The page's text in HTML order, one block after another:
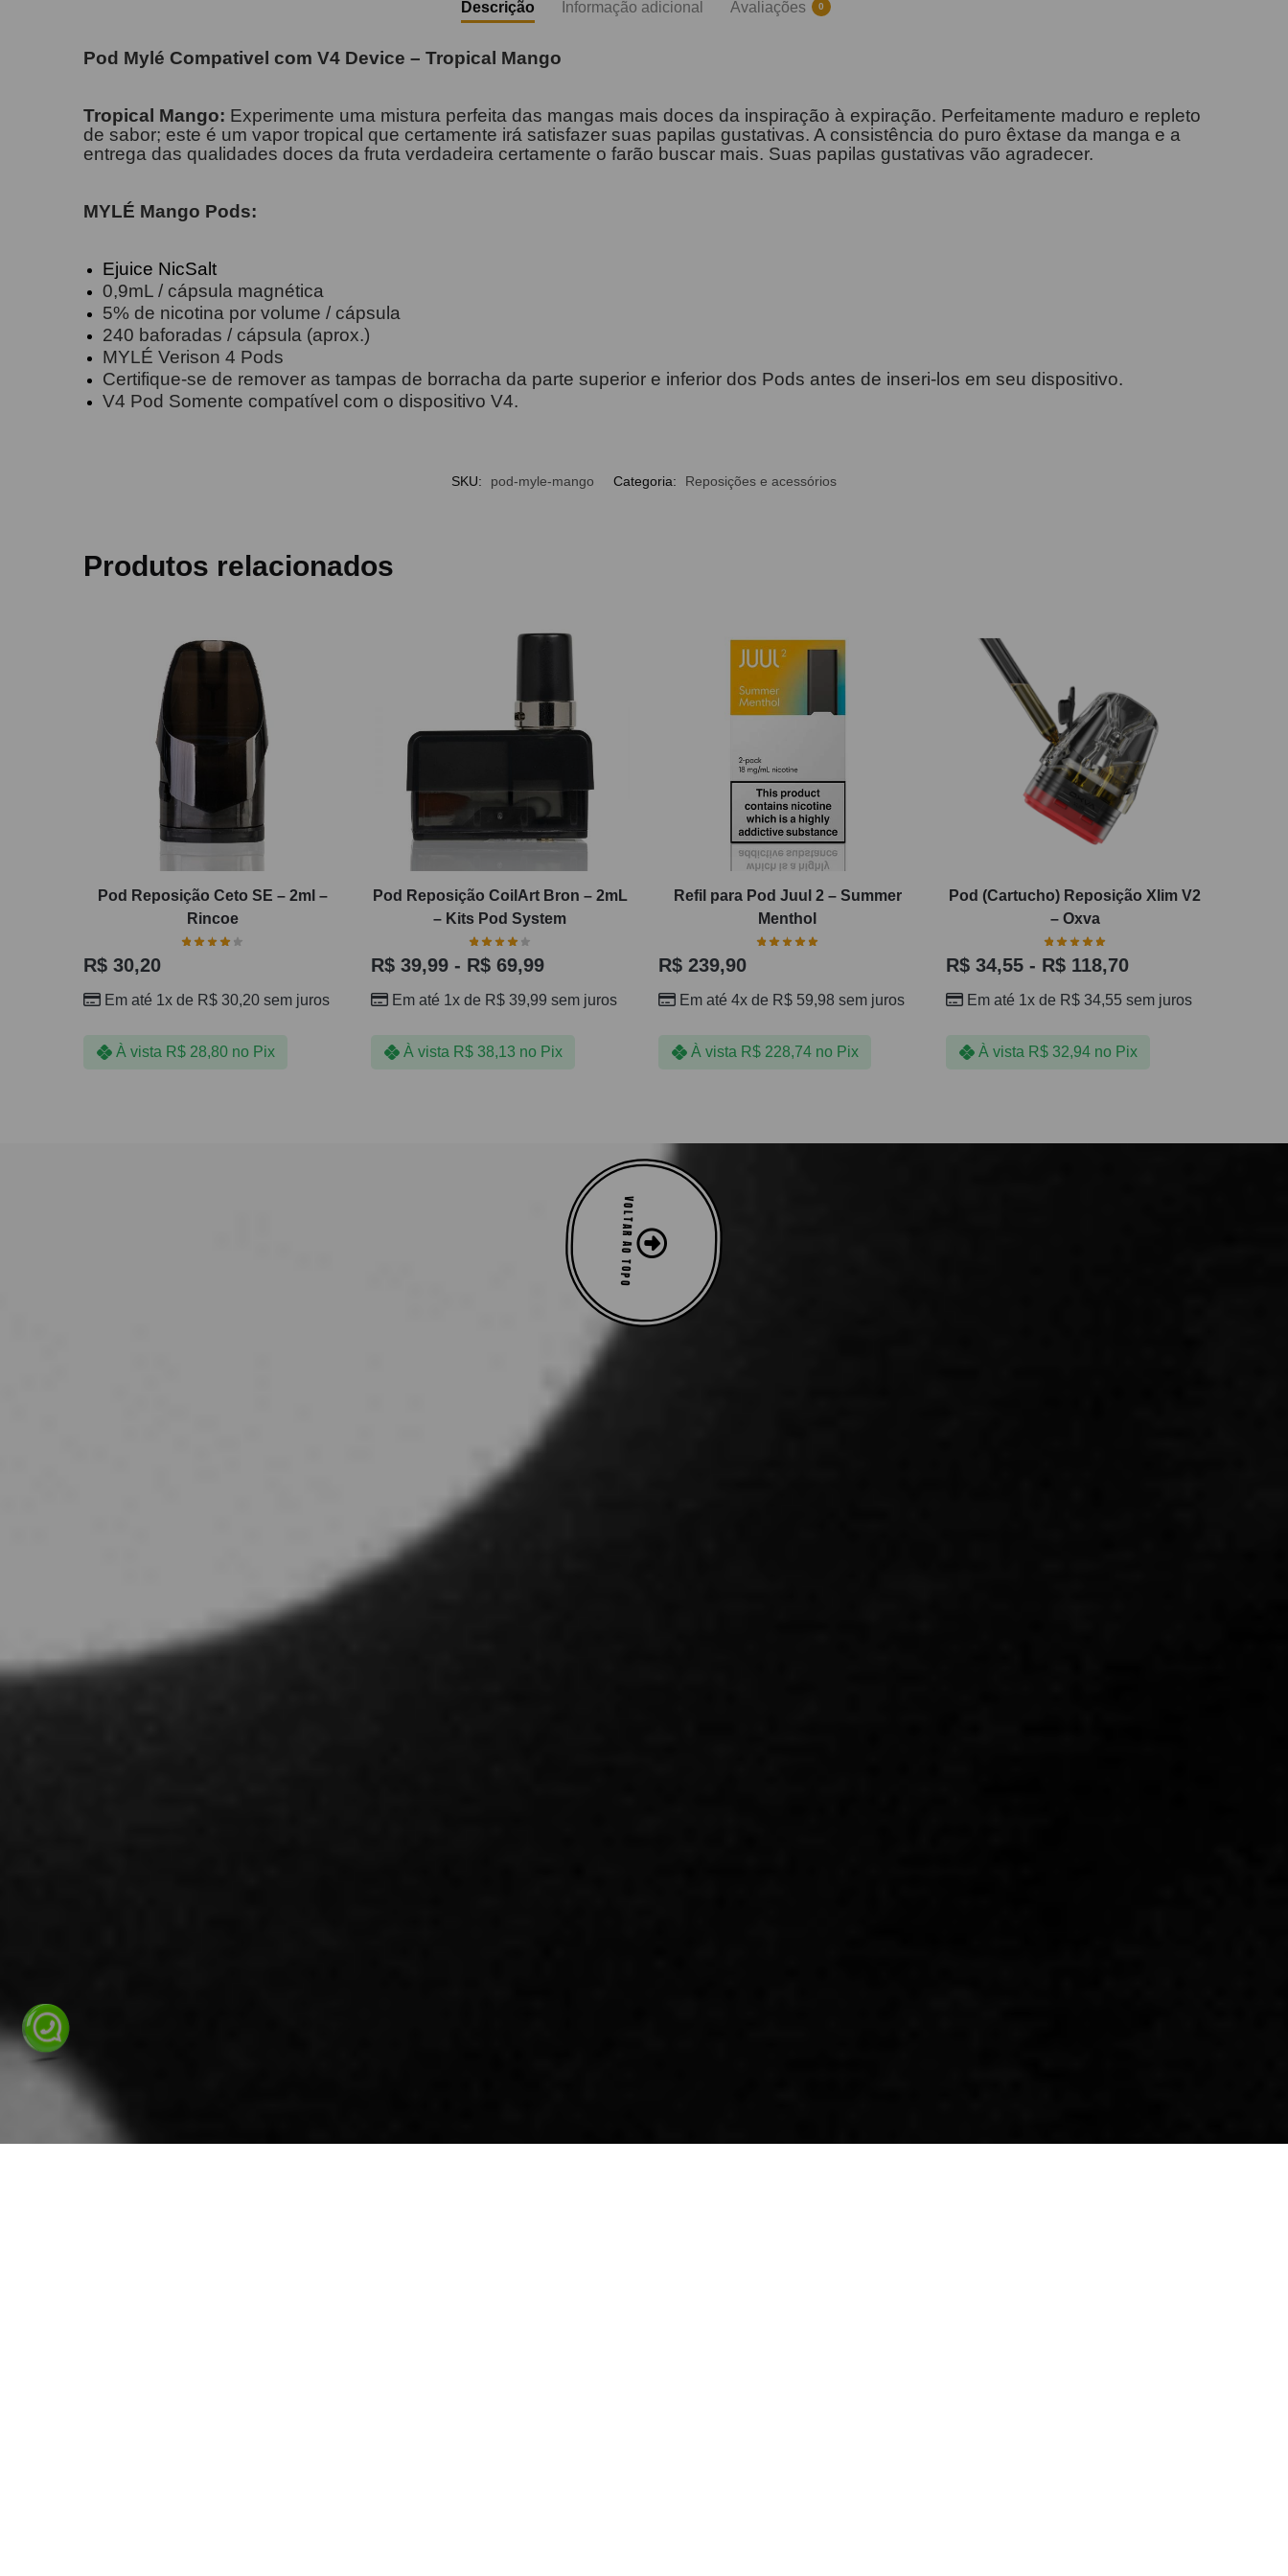
Descrição Informação adicional Avaliações 0
Pod Mylé Compativel com V4 Device – Tropical Mango
Tropical Mango: Experimente uma mistura perfeita das mangas mais doces da inspiração à expiração. Perfeitamente maduro e repleto
de sabor; este é um vapor tropical que certamente irá satisfazer suas papilas gustativas. A consistência do puro êxtase da manga e a
entrega das qualidades doces da fruta verdadeira certamente o farão buscar mais. Suas papilas gustativas vão agradecer.
MYLÉ Mango Pods:
Ejuice NicSalt
0,9mL / cápsula magnética
5% de nicotina por volume / cápsula
240 baforadas / cápsula (aprox.)
MYLÉ Verison 4 Pods
Certifique-se de remover as tampas de borracha da parte superior e inferior dos Pods antes de inseri-los em seu dispositivo.
V4 Pod Somente compatível com o dispositivo V4.
SKU: pod-myle-mango Categoria: Reposições e acessórios
Produtos relacionados
Pod Reposição Ceto SE – 2ml –
Rincoe
R$ 30,20
Em até 1x de R$ 30,20 sem juros
À vista R$28,80 no Pix
Pod Reposição CoilArt Bron – 2mL
– Kits Pod System
R$ 39,99 - R$ 69,99
Em até 1x de R$ 39,99 sem juros
À vista R$38,13 no Pix
Refil para Pod Juul 2 – Summer
Menthol
R$239,90
Em até 4x de R$59,98 sem juros
À vista R$228,74 no Pix
Pod (Cartucho) Reposição Xlim V2
– Oxva
R$34,55 - R$118,70
Em até 1x de R$34,55 sem juros
À vista R$32,94 no Pix
VOLTAR AO TOPO